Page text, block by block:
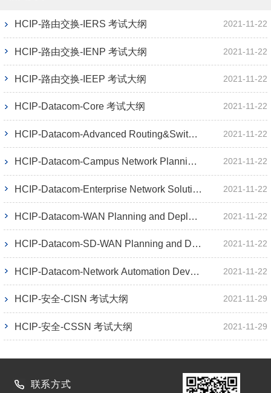
HCIP-路由交换-IERS 考试大纲 2021-11-22
HCIP-路由交换-IENP 考试大纲 2021-11-22
HCIP-路由交换-IEEP 考试大纲 2021-11-22
HCIP-Datacom-Core 考试大纲 2021-11-22
HCIP-Datacom-Advanced Routing&Switching 考试大纲 2021-11-22
HCIP-Datacom-Campus Network Planning and Deployment 考试大纲 2021-11-22
HCIP-Datacom-Enterprise Network Solution Design 考试大纲 2021-11-22
HCIP-Datacom-WAN Planning and Deployment 考试大纲 2021-11-22
HCIP-Datacom-SD-WAN Planning and Deployment 考试大纲 2021-11-22
HCIP-Datacom-Network Automation Developer 考试大纲 2021-11-22
HCIP-安全-CISN 考试大纲 2021-11-29
HCIP-安全-CSSN 考试大纲 2021-11-29
联系方式